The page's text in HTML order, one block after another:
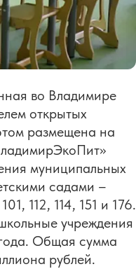
во Владимире
открытых
размещена на
муниципальных
садами –
112, 114, 151 и 176.
учреждения
Общая сумма
рублей.